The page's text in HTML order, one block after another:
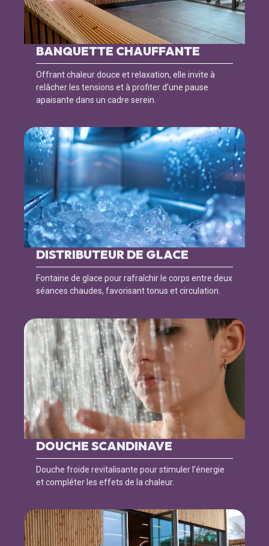
BANQUETTE CHAUFFANTE
Offrant chaleur douce et relaxation, elle invite à
relâcher les tensions et à profiter d’une pause
apaisante dans un cadre serein.
DISTRIBUTEUR DE GLACE
Fontaine de glace pour rafraîchir le corps entre deux
séances chaudes, favorisant tonus et circulation.
DOUCHE SCANDINAVE
Douche froide revitalisante pour stimuler l’énergie
et compléter les effets de la chaleur.